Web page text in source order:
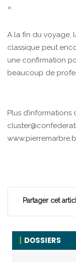
».
A la fin du voyage,
classique peut
une confirmation
beaucoup de
Plus
Partager cet
DOSSIERS